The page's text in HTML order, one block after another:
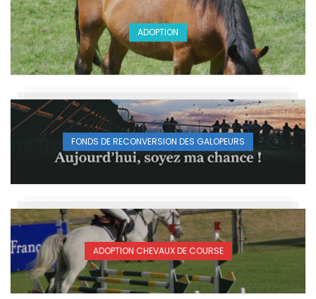
ADOPTION
FONDS DE RECONVERSION DES GALOPEURS
ADOPTION CHEVAUX DE COURSE